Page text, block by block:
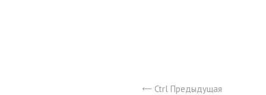
Ctrl Предыдущая